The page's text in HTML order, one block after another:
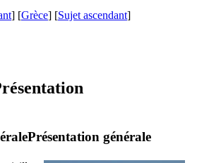
] [Grèce] [Sujet ascendant]
Présentation générale